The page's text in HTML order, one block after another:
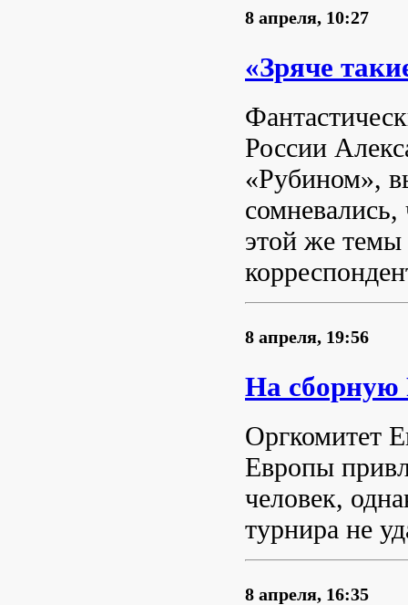
8 апреля, 10:27
«Зряче
России
«Рубином»,
этой же темы
8 апреля, 19:56
На сборную
Оргкомитет
Европы
человек,
турнира не
8 апреля, 16:35